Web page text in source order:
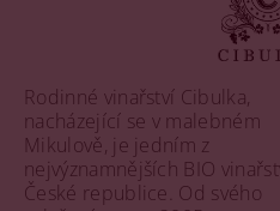
Rodinné vinařství Cibulka,
nacházející se v malebném
Mikulově, je jedním z
nejvýznamnějších BIO
České republice. Od svého